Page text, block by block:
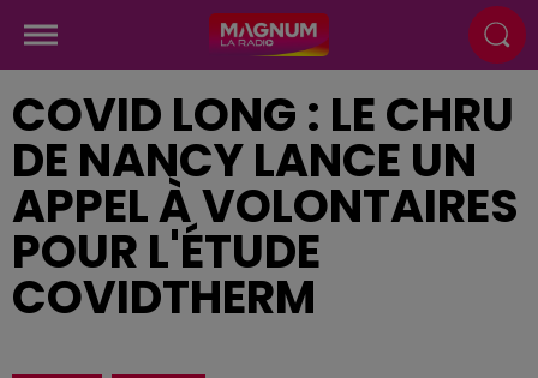
COVID LONG : LE CHRU
DE NANCY LANCE UN
APPEL À VOLONTAIRES
POUR L'ÉTUDE
COVIDTHERM